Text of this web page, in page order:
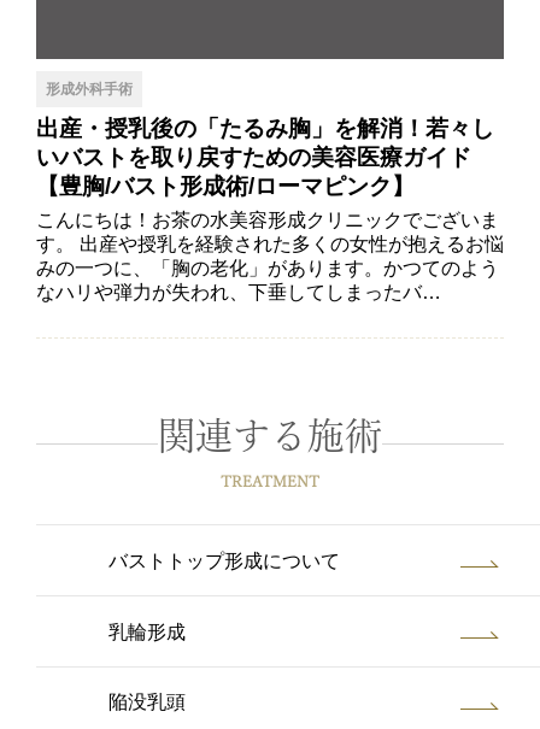
形成外科手術
出産・授乳後の「たるみ胸」を解消！若々し
いバストを取り戻すための美容医療ガイド
【豊胸/バスト形成術/ローマピンク】
こんにちは！お茶の水美容形成クリニックでございま
す。 出産や授乳を経験された多くの女性が抱えるお悩
みの一つに、「胸の老化」があります。かつてのよう
なハリや弾力が失われ、下垂してしまったバ…
関連する施術
TREATMENT
バストトップ形成について
乳輪形成
陥没乳頭